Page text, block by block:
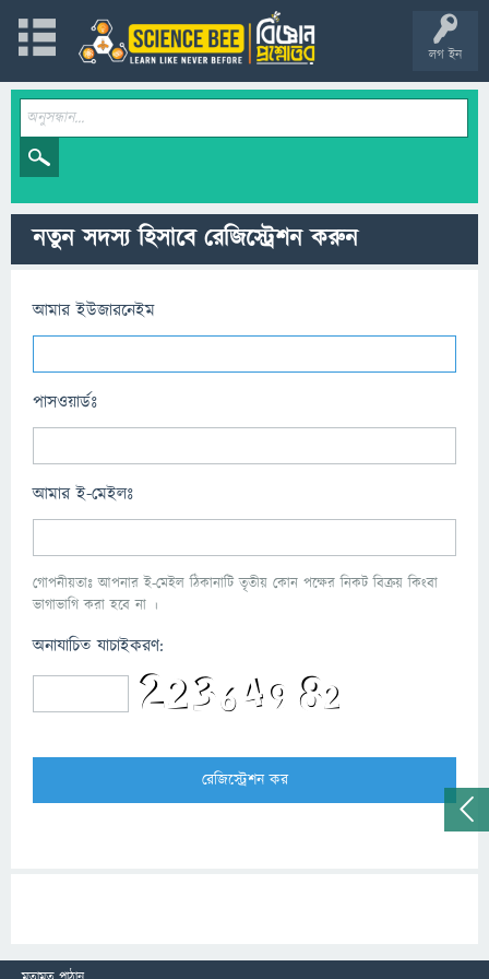
লগ ইন
নতুন সদস্য হিসাবে রেজিস্ট্রেশন করুন
আমার ইউজারনেইম
পাসওয়ার্ডঃ
আমার ই-মেইলঃ
গোপনীয়তাঃ আপনার ই-মেইল ঠিকানাটি তৃতীয় কোন পক্ষের নিকট বিক্রয় কিংবা
ভাগাভাগি করা হবে না ।
অনাযাচিত যাচাইকরণ: